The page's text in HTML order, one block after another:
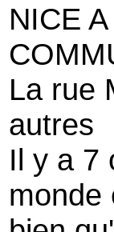
NICE
La rue
autres
Il y a 7
monde